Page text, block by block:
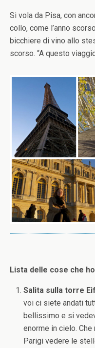
Si vola da Pisa, con
collo, come l’anno
bicchiere di vino allo
scorso. “A questo
Lista delle cose che
Salita sulla torre
voi ci siete andati
bellissimo e si
enorme in cielo.
Parigi vedere le